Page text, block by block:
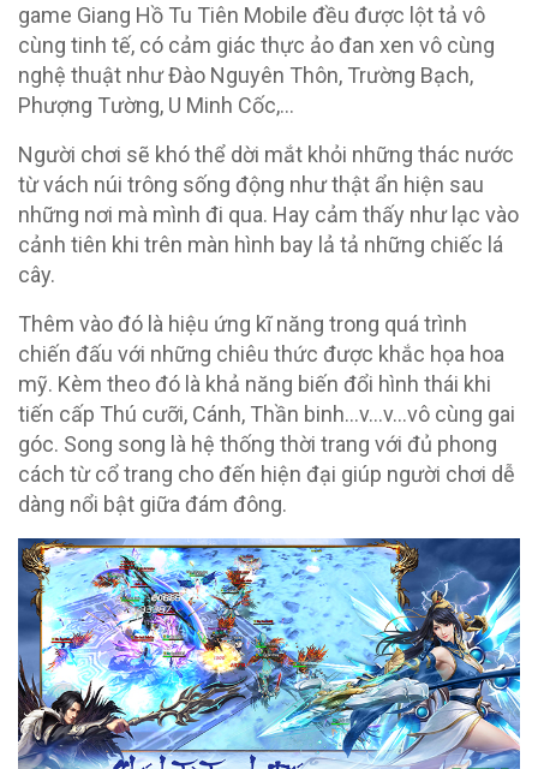
game Giang Hồ Tu Tiên Mobile đều được lột tả vô
cùng tinh tế, có cảm giác thực ảo đan xen vô cùng
nghệ thuật như Đào Nguyên Thôn, Trường Bạch,
Phượng Tường, U Minh Cốc,…
Người chơi sẽ khó thể dời mắt khỏi những thác nước
từ vách núi trông sống động như thật ẩn hiện sau
những nơi mà mình đi qua. Hay cảm thấy như lạc vào
cảnh tiên khi trên màn hình bay lả tả những chiếc lá
cây.
Thêm vào đó là hiệu ứng kĩ năng trong quá trình
chiến đấu với những chiêu thức được khắc họa hoa
mỹ. Kèm theo đó là khả năng biến đổi hình thái khi
tiến cấp Thú cưỡi, Cánh, Thần binh…v…v…vô cùng gai
góc. Song song là hệ thống thời trang với đủ phong
cách từ cổ trang cho đến hiện đại giúp người chơi dễ
dàng nổi bật giữa đám đông.